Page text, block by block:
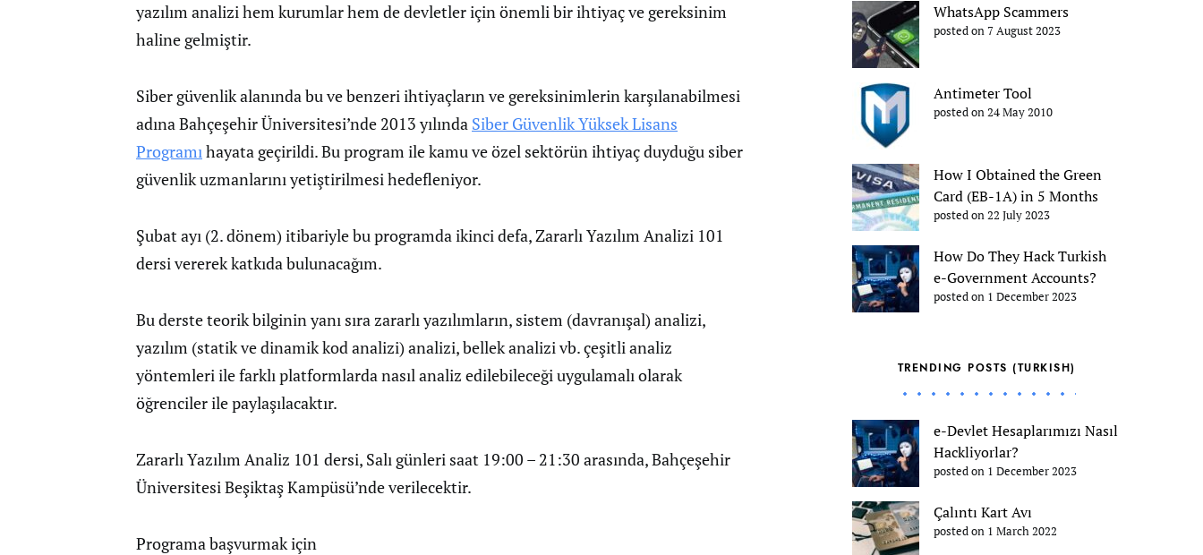
yazılım analizi hem kurumlar hem de devletler için önemli bir ihtiyaç ve gereksinim
haline gelmiştir.
Siber güvenlik alanında bu ve benzeri ihtiyaçların ve gereksinimlerin karşılanabilmesi
adına Bahçeşehir Üniversitesi’nde 2013 yılında Siber Güvenlik Yüksek Lisans
Programıhayata geçirildi. Bu program ile kamu ve özel sektörün ihtiyaç duyduğu siber
güvenlik uzmanlarını yetiştirilmesi hedefleniyor.
Şubat ayı (2. dönem) itibariyle bu programda ikinci defa, Zararlı Yazılım Analizi 101
dersi vererek katkıda bulunacağım.
Bu derste teorik bilginin yanı sıra zararlı yazılımların, sistem (davranışal) analizi,
yazılım (statik ve dinamik kod analizi) analizi, bellek analizi vb. çeşitli analiz
yöntemleri ile farklı platformlarda nasıl analiz edilebileceği uygulamalı olarak
öğrenciler ile paylaşılacaktır.
Zararlı Yazılım Analiz 101 dersi, Salı günleri saat 19:00 – 21:30 arasında, Bahçeşehir
Üniversitesi Beşiktaş Kampüsü’nde verilecektir.
Programa başvurmak için
WhatsApp Scammers
posted on 7 August 2023
Antimeter Tool
posted on 24 May 2010
How I Obtained the Green
Card (EB-1A) in 5 Months
posted on 22 July 2023
How Do They Hack Turkish
e-Government Accounts?
posted on 1 December 2023
TRENDING POSTS (TURKISH)
e-Devlet Hesaplarımızı Nasıl
Hackliyorlar?
posted on 1 December 2023
Çalıntı Kart Avı
posted on 1 March 2022